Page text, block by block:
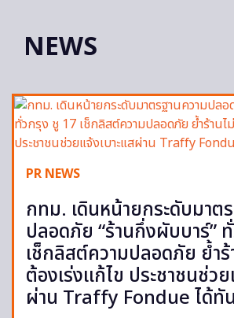
NEWS
PR NEWS
กทม. เดินหน้ายกระดับมาต
ปลอดภัย “ร้านกึ่งผับบาร์”
เช็กลิสต์ความปลอดภัย ย้ำ
ต้องเร่งแก้ไข ประชาชนช่วย
ผ่าน Traffy Fondue ได้ทั